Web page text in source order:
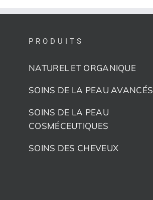
PRODUITS
NATUREL ET ORGANIQUE
SOINS DE LA PEAU AVANCÉS
SOINS DE LA PEAU
COSMÉCEUTIQUES
SOINS DES CHEVEUX